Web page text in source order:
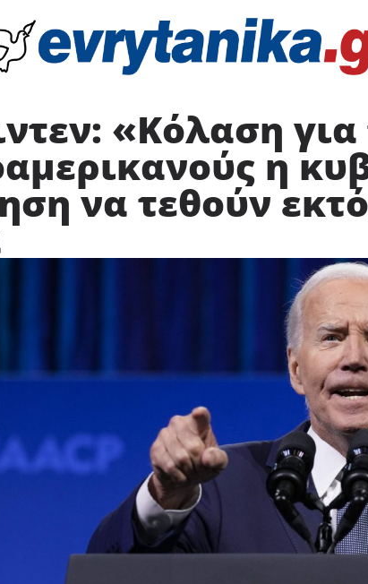
«Κόλαση για
η
να τεθούν